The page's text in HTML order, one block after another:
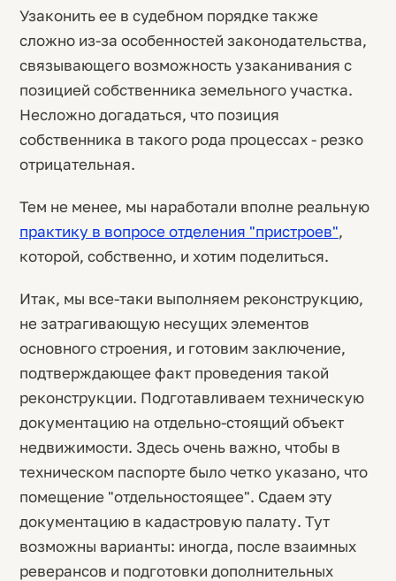
Узаконить ее в судебном порядке также
сложно из-за особенностей законодательства,
связывающего возможность узаканивания с
позицией собственника земельного участка.
Несложно догадаться, что позиция
собственника в такого рода процессах - резко
отрицательная.
Тем не менее, мы наработали вполне реальную
практику в вопросе отделения "пристроев",
которой, собственно, и хотим поделиться.
Итак, мы все-таки выполняем реконструкцию,
не затрагивающую несущих элементов
основного строения, и готовим заключение,
подтверждающее факт проведения такой
реконструкции. Подготавливаем техническую
документацию на отдельно-стоящий объект
недвижимости. Здесь очень важно, чтобы в
техническом паспорте было четко указано, что
помещение "отдельностоящее". Сдаем эту
документацию в кадастровую палату. Тут
возможны варианты: иногда, после взаимных
реверансов и подготовки дополнительных